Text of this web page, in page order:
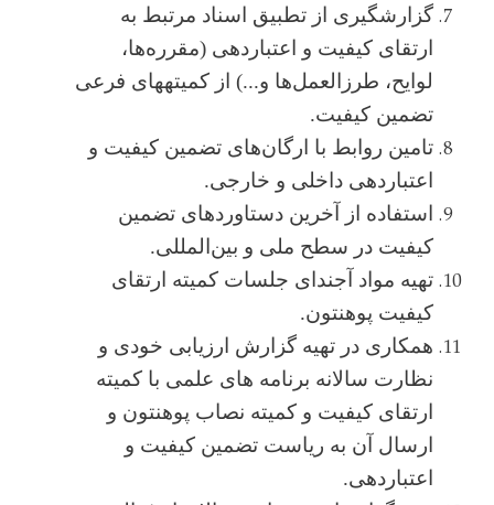
گزارش­گیری از تطبیق اسناد مرتبط به
ارتقای کیفیت و اعتباردهی (مقرره‌ها،
لوایح، طرزالعمل‌ها و...) از کمیته­های فرعی
تضمین کیفیت.
تامین روابط با ارگان‌های تضمین کیفیت و
اعتباردهی داخلی و خارجی.
استفاده از آخرین دستاوردهای تضمین
کیفیت در سطح ملی و بین‌المللی.
تهیه مواد آجندای جلسات کمیته ارتقای
کیفیت پوهنتون.
همکاری در تهیه گزارش ارزیابی خودی و
نظارت سالانه برنامه های علمی با کمیته
ارتقای کیفیت و کمیته نصاب پوهنتون و
ارسال آن به ریاست تضمین کیفیت و
اعتباردهی.